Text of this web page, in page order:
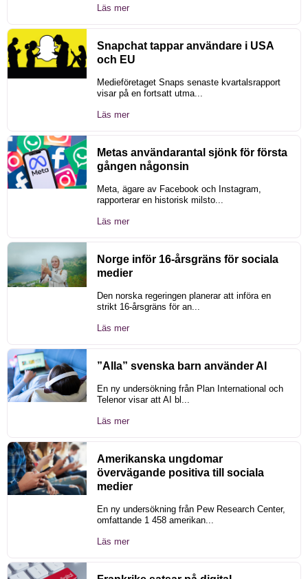
Läs mer
Snapchat tappar användare i USA
och EU
Medieföretaget Snaps senaste kvartalsrapport
visar på en fortsatt utma...
Läs mer
Metas användarantal sjönk för första
gången någonsin
Meta, ägare av Facebook och Instagram,
rapporterar en historisk milsto...
Läs mer
Norge inför 16-årsgräns för sociala
medier
Den norska regeringen planerar att införa en
strikt 16-årsgräns för an...
Läs mer
”Alla” svenska barn använder AI
En ny undersökning från Plan International och
Telenor visar att AI bl...
Läs mer
Amerikanska ungdomar
övervägande positiva till sociala
medier
En ny undersökning från Pew Research Center,
omfattande 1 458 amerikan...
Läs mer